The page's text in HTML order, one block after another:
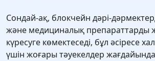
Сондай-ақ, блокчейн дәрі-
және медициналық препараттарды
күресуге көмектеседі, бұл әсіресе
үшін жоғары тәуекелдер